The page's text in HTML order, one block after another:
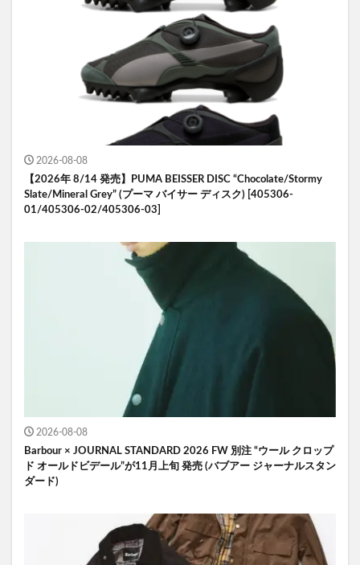
2026-08-08
【2026年 8/14 発売】PUMA BEISSER DISC “Chocolate/Stormy
Slate/Mineral Grey” (プーマ バイサー ディスク) [405306-
01/405306-02/405306-03]
2026-08-08
Barbour × JOURNAL STANDARD 2026 FW 別注 “ウール クロップ
ド オールドビデール”が11月上旬 発売 (バブアー ジャーナルスタン
ダード)